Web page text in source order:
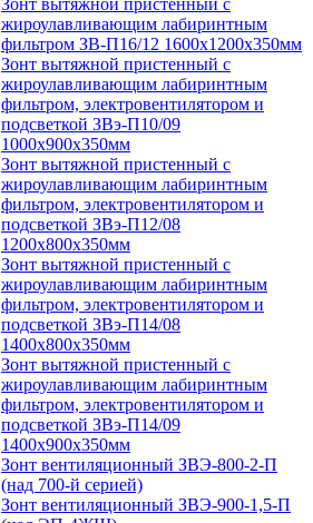
Зонт вытяжной пристенный с
жироулавливающим лабиринтным
фильтром ЗВ-П16/12 1600х1200х350мм
Зонт вытяжной пристенный с
жироулавливающим лабиринтным
фильтром, электровентилятором и
подсветкой ЗВэ-П10/09
1000х900х350мм
Зонт вытяжной пристенный с
жироулавливающим лабиринтным
фильтром, электровентилятором и
подсветкой ЗВэ-П12/08
1200х800х350мм
Зонт вытяжной пристенный с
жироулавливающим лабиринтным
фильтром, электровентилятором и
подсветкой ЗВэ-П14/08
1400х800х350мм
Зонт вытяжной пристенный с
жироулавливающим лабиринтным
фильтром, электровентилятором и
подсветкой ЗВэ-П14/09
1400х900х350мм
Зонт вентиляционный ЗВЭ-800-2-П
(над 700-й серией)
Зонт вентиляционный ЗВЭ-900-1,5-П